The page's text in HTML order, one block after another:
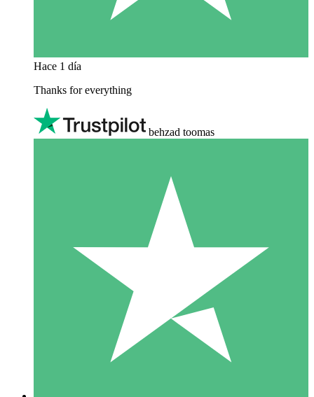
Hace 1 día
Thanks for everything
behzad toomas